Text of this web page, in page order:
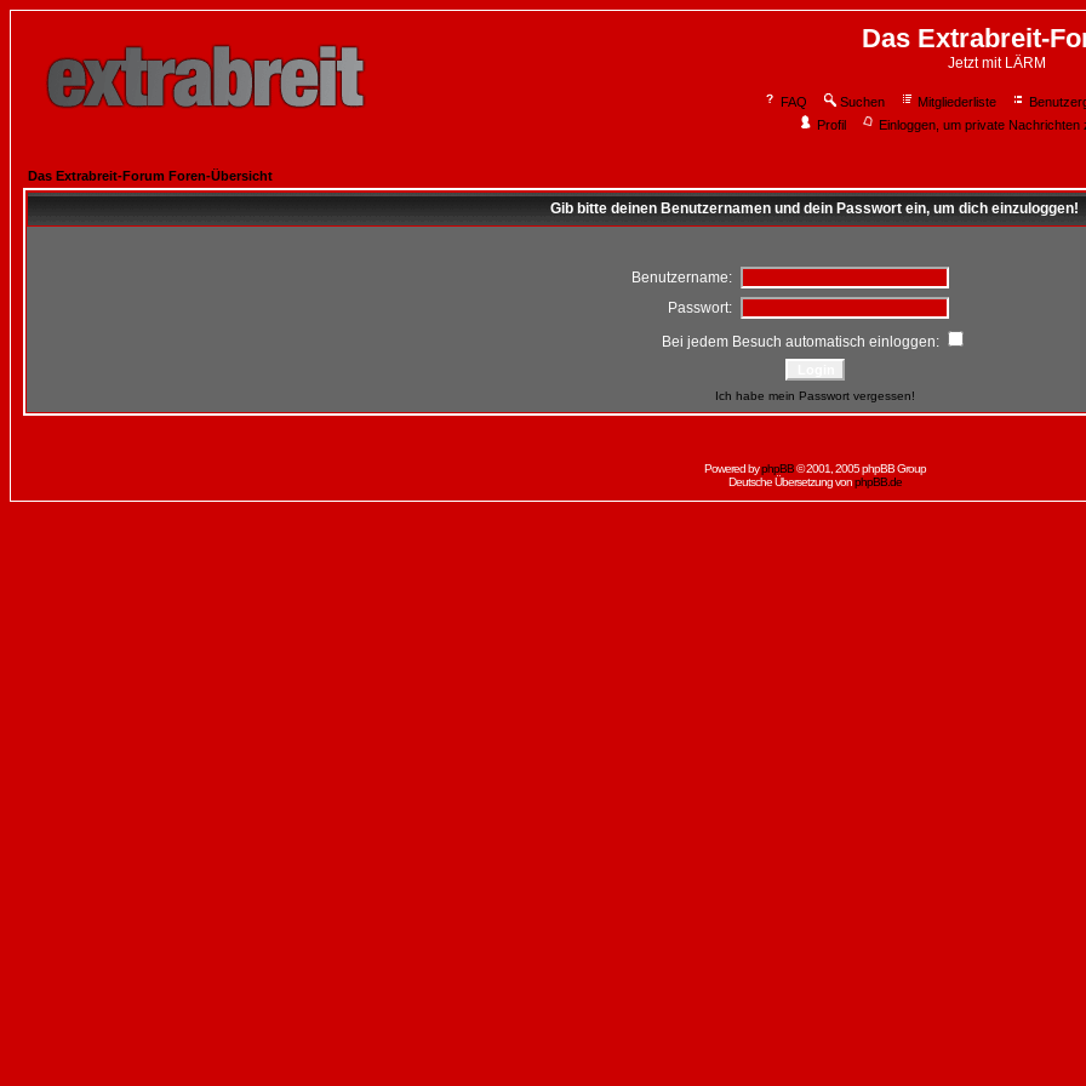
Das Extrabreit-
Jetzt mit LÄRM
FAQ Suchen Mitgliederliste
Profil
Einloggen, um private Nachrichten
Das Extrabreit-Forum Foren-Übersicht
Gib bitte deinen Benutzernamen und dein Passwort ein, um dich einzuloggen!
Benutzername:
Passwort:
Bei jedem Besuch automatisch einloggen:
Ich habe mein Passwort vergessen!
Powered byphpBB© 2001, 2005 phpBB Group
Deutsche Übersetzung vonphpBB.de